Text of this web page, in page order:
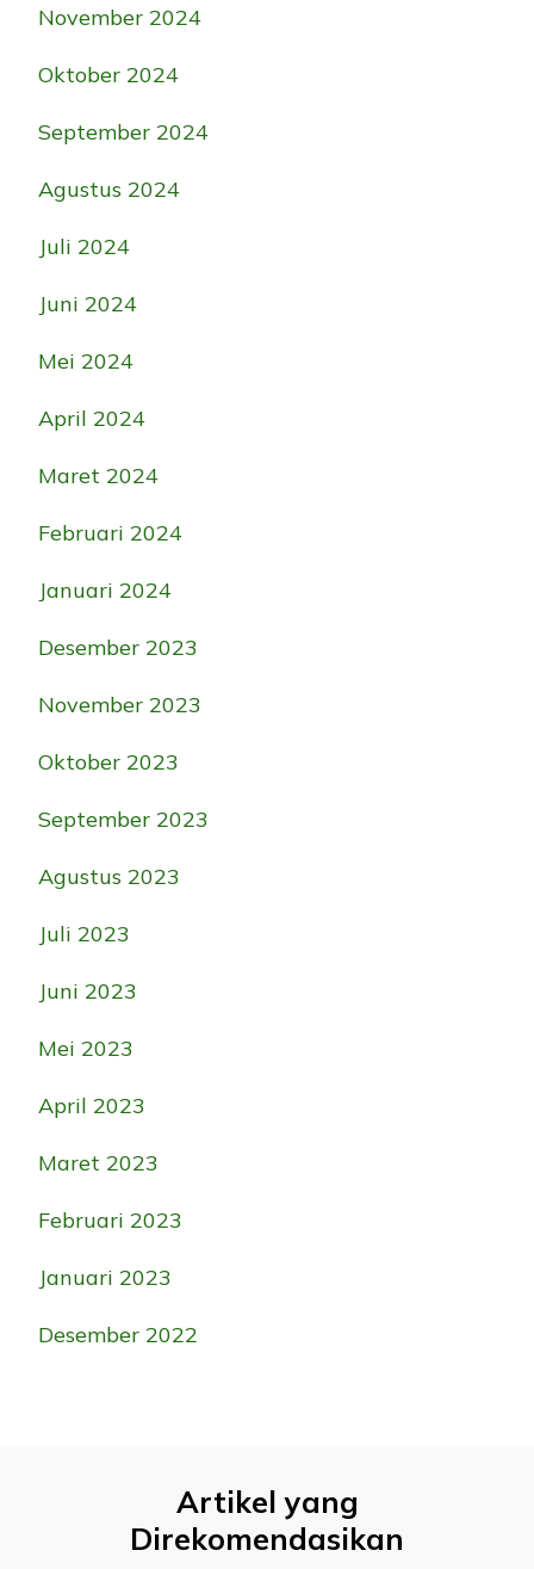
November 2024
Oktober 2024
September 2024
Agustus 2024
Juli 2024
Juni 2024
Mei 2024
April 2024
Maret 2024
Februari 2024
Januari 2024
Desember 2023
November 2023
Oktober 2023
September 2023
Agustus 2023
Juli 2023
Juni 2023
Mei 2023
April 2023
Maret 2023
Februari 2023
Januari 2023
Desember 2022
Artikel yang
Direkomendasikan